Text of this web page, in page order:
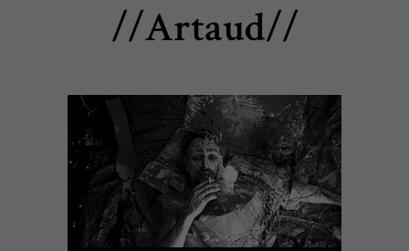
//Artaud//